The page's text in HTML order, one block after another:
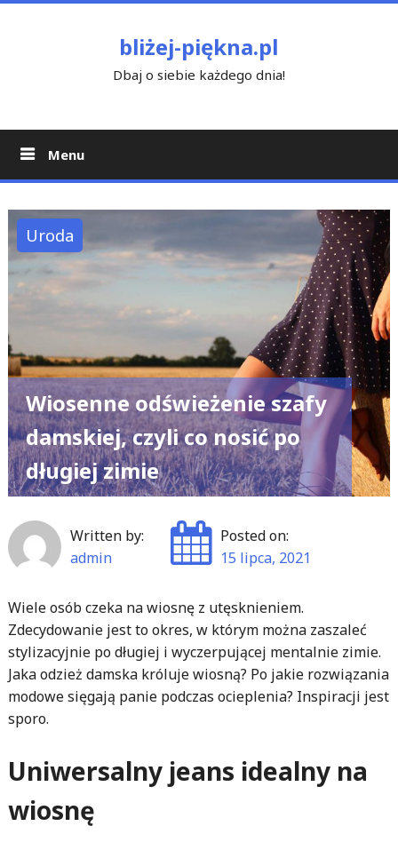
bliżej-piękna.pl
Dbaj o siebie każdego dnia!
Menu
Uroda
Wiosenne odświeżenie szafy
damskiej, czyli co nosić po
długiej zimie
Written by:
admin
Posted on:
15 lipca, 2021
Wiele osób czeka na wiosnę z utęsknieniem.
Zdecydowanie jest to okres, w którym można zaszaleć
stylizacyjnie po długiej i wyczerpującej mentalnie zimie.
Jaka odzież damska króluje wiosną? Po jakie rozwiązania
modowe sięgają panie podczas ocieplenia? Inspiracji jest
sporo.
Uniwersalny jeans idealny na
wiosnę